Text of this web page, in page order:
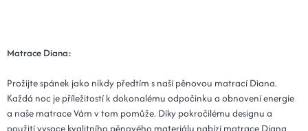
Matrace Diana:
Prožijte spánek jako nikdy předtím s naší pěnovou matrací Diana.
Každá noc je příležitostí k dokonalému odpočinku a obnovení energie
a naše matrace Vám v tom pomůže. Díky pokročilému designu a
použití vysoce kvalitního pěnového materiálu nabízí matrace Diana